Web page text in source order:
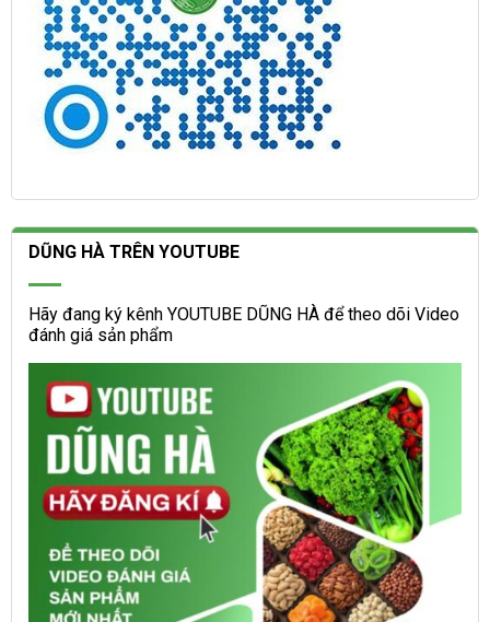
DŨNG HÀ TRÊN YOUTUBE
Hãy đang ký kênh YOUTUBE DŨNG HÀ để theo dõi Video
đánh giá sản phẩm